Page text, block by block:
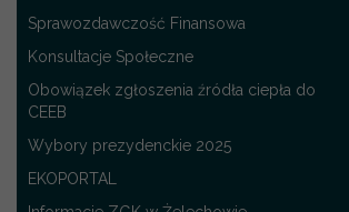
Sprawozdawczość Finansowa
Konsultacje Społeczne
Obowiązek zgłoszenia źródła ciepła do
CEEB
Wybory prezydenckie 2025
EKOPORTAL